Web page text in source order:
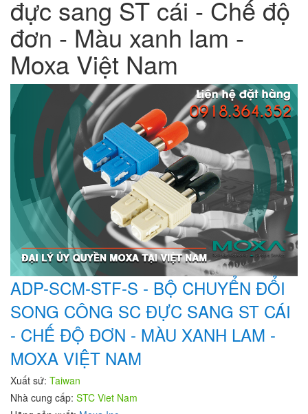
đực sang ST cái - Chế độ
đơn - Màu xanh lam -
Moxa Việt Nam
ADP-SCM-STF-S - BỘ CHUYỂN ĐỔI
SONG CÔNG SC ĐỰC SANG ST CÁI
- CHẾ ĐỘ ĐƠN - MÀU XANH LAM -
MOXA VIỆT NAM
Xuất sứ: Taiwan
Nhà cung cấp: STC Viet Nam